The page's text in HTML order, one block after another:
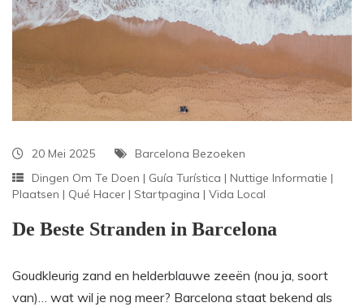
20 Mei 2025
Barcelona Bezoeken
Dingen Om Te Doen | Guía Turística | Nuttige Informatie |
Plaatsen | Qué Hacer | Startpagina | Vida Local
De Beste Stranden in Barcelona
Goudkleurig zand en helderblauwe zeeën (nou ja, soort
van)… wat wil je nog meer? Barcelona staat bekend als